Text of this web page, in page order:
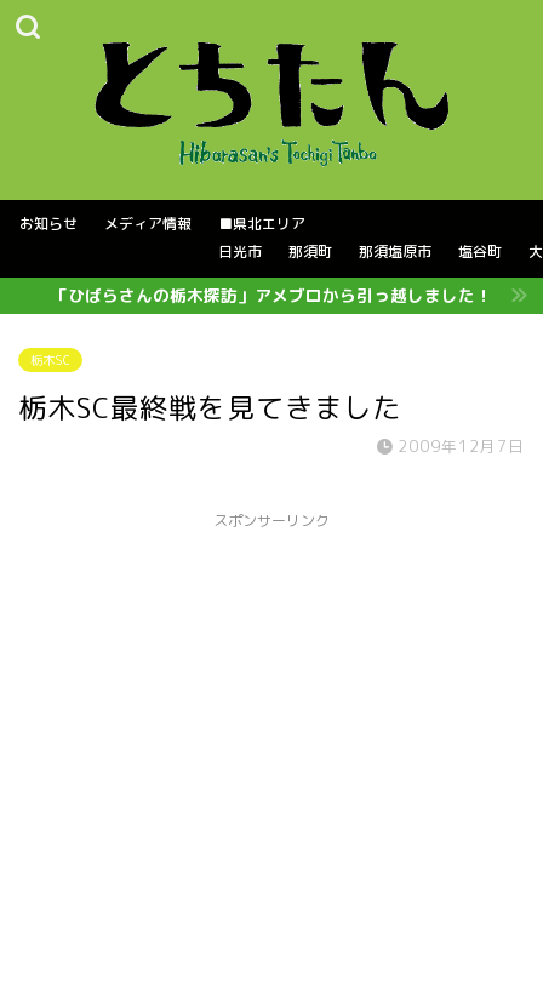
お知らせ メディア情報
■県北エリア
日光市
那須町 那須塩原市 塩谷町
「ひばらさんの栃木探訪」アメブロから引っ越しました！
栃木SC
栃木SC最終戦を見てきました
2009年12月7日
スポンサーリンク